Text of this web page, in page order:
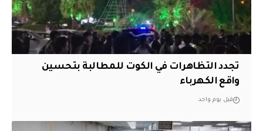
تجدد التظاهرات في الكوت للمطالبة بتحسين
واقع الكهرباء
قبل يوم واحد